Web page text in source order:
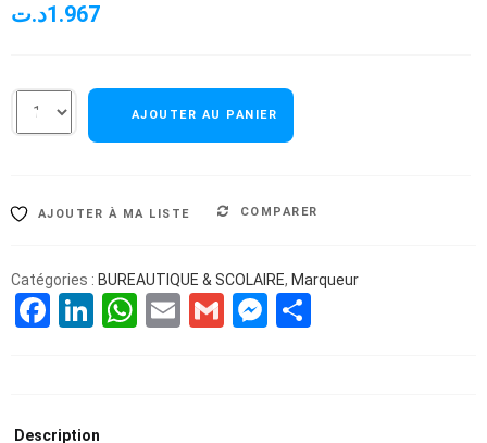
1.967د.ت
AJOUTER AU PANIER
AJOUTER À MA LISTE COMPARER
Catégories : BUREAUTIQUE & SCOLAIRE, Marqueur
Facebook
LinkedIn
WhatsApp
EmailGmailMessenger
Description